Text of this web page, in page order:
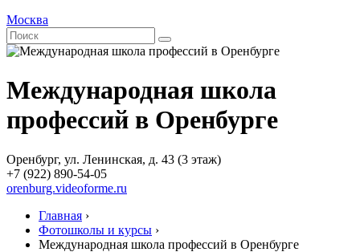
Москва
Международная школа
профессий в Оренбурге
Оренбург, ул. Ленинская, д. 43 (3 этаж)
+7 (922) 890-54-05
orenburg.videoforme.ru
Главная ›
Фотошколы и курсы ›
Международная школа профессий в Оренбурге